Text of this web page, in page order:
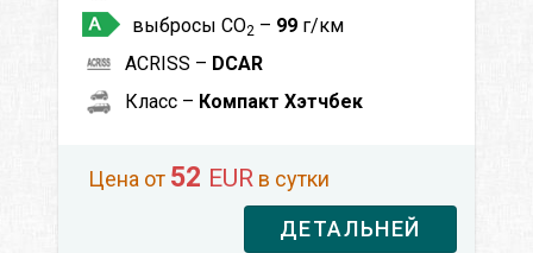
выбросы CO2 – 99 г/км
ACRISS – DCAR
Класс – Компакт Хэтчбек
Цена от 52 EUR в сутки
ДЕТАЛЬНЕЙ